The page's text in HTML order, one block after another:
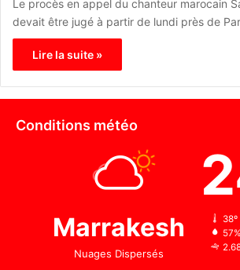
Le procès en appel du chanteur marocain
devait être jugé à partir de lundi près de
Lire la suite »
Conditions météo
Marrakesh
Nuages Dispersés
57%